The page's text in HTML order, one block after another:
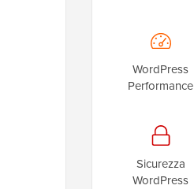
WordPress
Performance
Sicurezza
WordPress